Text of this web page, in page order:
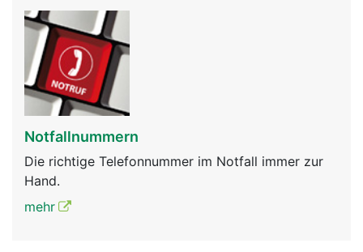
Notfallnummern
Die richtige Telefonnummer im Notfall immer zur
Hand.
mehr